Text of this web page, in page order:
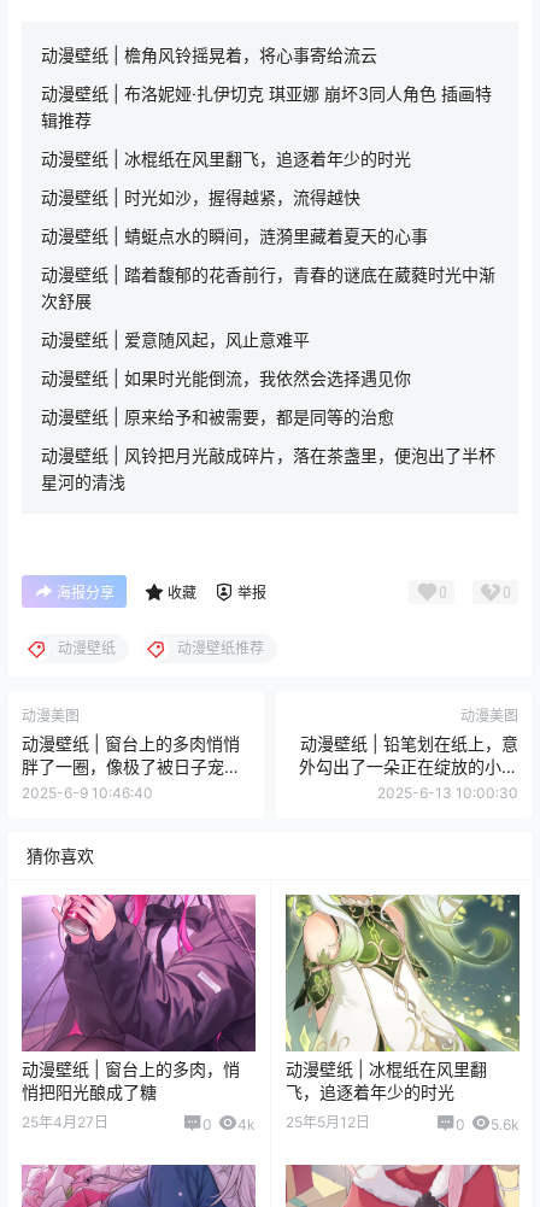
动漫壁纸 | 檐角风铃摇晃着，将心事寄给流云
动漫壁纸 | 布洛妮娅·扎伊切克 琪亚娜 崩坏3同人角色 插画特
辑推荐
动漫壁纸 | 冰棍纸在风里翻飞，追逐着年少的时光
动漫壁纸 | 时光如沙，握得越紧，流得越快
动漫壁纸 | 蜻蜓点水的瞬间，涟漪里藏着夏天的心事
动漫壁纸 | 踏着馥郁的花香前行，青春的谜底在葳蕤时光中渐
次舒展
动漫壁纸 | 爱意随风起，风止意难平
动漫壁纸 | 如果时光能倒流，我依然会选择遇见你
动漫壁纸 | 原来给予和被需要，都是同等的治愈
动漫壁纸 | 风铃把月光敲成碎片，落在茶盏里，便泡出了半杯
星河的清浅
海报分享 收藏 举报 0 0
动漫壁纸 动漫壁纸推荐
动漫美图
动漫壁纸 | 窗台上的多肉悄悄
胖了一圈，像极了被日子宠坏
的我们
2025-6-9 10:46:40
动漫美图
动漫壁纸 | 铅笔划在纸上，意
外勾出了一朵正在绽放的小野
花
2025-6-13 10:00:30
猜你喜欢
动漫壁纸 | 窗台上的多肉，悄
悄把阳光酿成了糖
25年4月27日 0 4k
动漫壁纸 | 冰棍纸在风里翻
飞，追逐着年少的时光
25年5月12日 0 5.6k